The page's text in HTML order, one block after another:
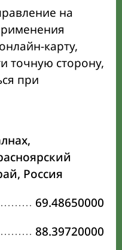
на
карту,
точную сторону,
при
Россия
69.48650000
88.39720000